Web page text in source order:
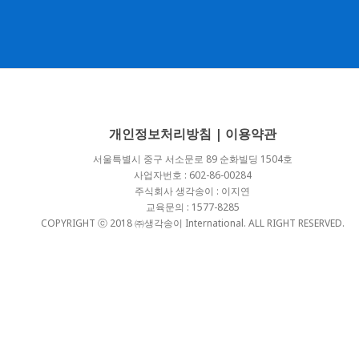
개인정보처리방침 | 이용약관
서울특별시 중구 서소문로 89 순화빌딩 1504호
사업자번호 : 602-86-00284
주식회사 생각송이 : 이지연
교육문의 : 1577-8285
COPYRIGHT ⓒ 2018 ㈜생각송이 International. ALL RIGHT RESERVED.